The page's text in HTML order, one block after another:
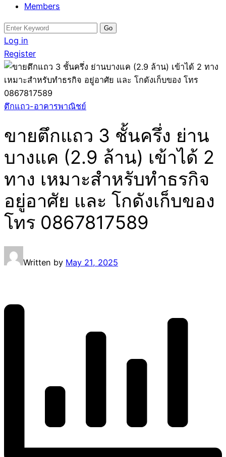
Members
Search
for:
Log in
Register
ตึกแถว-อาคารพาณิชย์
ขายตึกแถว 3 ชั้นครึ่ง ย่าน
บางแค (2.9 ล้าน) เข้าได้ 2
ทาง เหมาะสำหรับทำธรกิจ
อยู่อาศัย และ โกดังเก็บของ
โทร 0867817589
Written by May 21, 2025